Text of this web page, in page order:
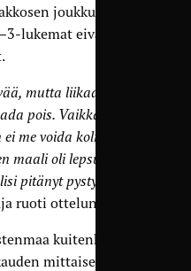
joukkueesta
lukemat eivät
mutta liikaa tuli
pois. Vaikka on
me voida kolmea
maali oli lepsua
pitänyt pystyä
ruoti ottelun jälkeen.
kuitenkin
mittaiseksi